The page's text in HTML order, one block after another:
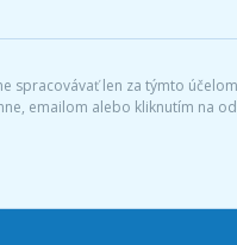
spracovávať len za týmto
emailom alebo kliknutím na